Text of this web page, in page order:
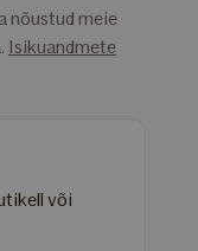
nõustud meie
Isikuandmete
või